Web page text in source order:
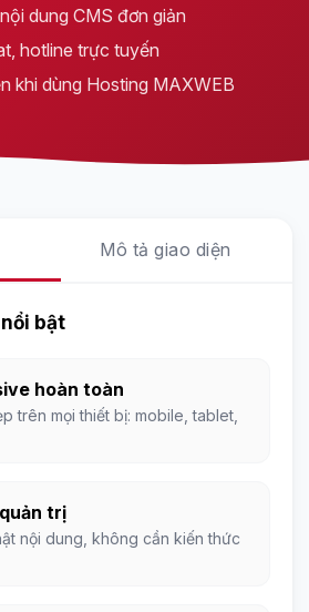
dung CMS đơn giản
hotline trực tuyến
khi dùng Hosting MAXWEB
Mô tả giao diện
bật
hoàn toàn
trên mọi thiết bị: mobile, tablet,
trị
nội dung, không cần kiến thức